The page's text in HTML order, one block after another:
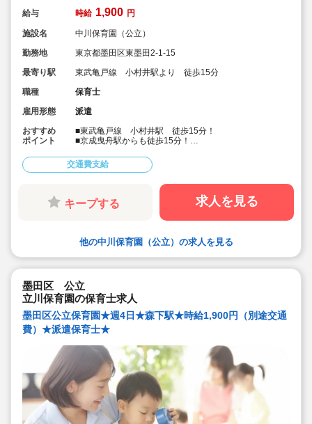
給与 時給 1,900 円
施設名
中川保育園（公立）
勤務地
東京都墨田区東墨田2-1-15
最寄り駅
東武亀戸線 小村井駅より 徒歩15分
職種
保育士
雇用形態
派遣
おすすめ
ポイント
■東武亀戸線 小村井駅 徒歩15分！
■京成曳舟駅からも徒歩15分！
■1ヶ月概算29万円以上！
■人気の公立保育園求人です！
■会員制福利厚生サービスあり！
交通費支給
キープする 求人を見る
他の中川保育園（公立）の求人を見る
墨田区 公立
立川保育園の保育士求人
墨田区公立保育園★週4日★森下駅★時給1,900円（別途交通
費）★派遣保育士★